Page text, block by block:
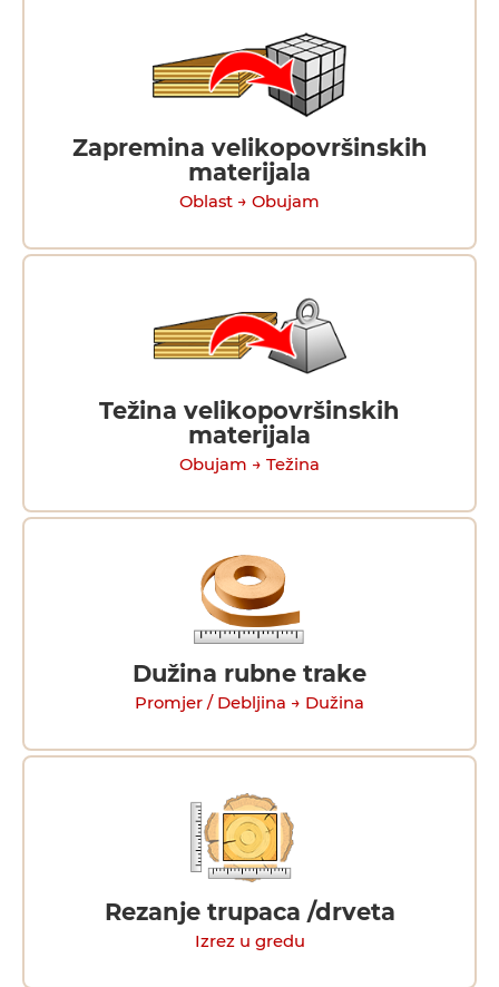
Zapremina velikopovršinskih
materijala
Oblast → Obujam
Težina velikopovršinskih
materijala
Obujam → Težina
Dužina rubne trake
Promjer / Debljina → Dužina
Rezanje trupaca /drveta
Izrez u gredu